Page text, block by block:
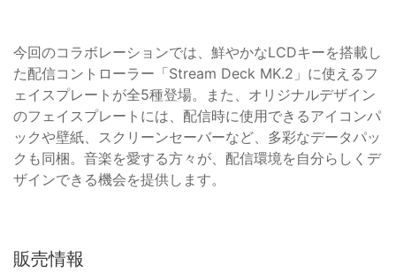
今回のコラボレーションでは、鮮やかなLCDキーを搭載し
た配信コントローラー「Stream Deck MK.2」に使えるフ
ェイスプレートが全5種登場。また、オリジナルデザイン
のフェイスプレートには、配信時に使用できるアイコンパ
ックや壁紙、スクリーンセーバーなど、多彩なデータパッ
クも同梱。音楽を愛する方々が、配信環境を自分らしくデ
ザインできる機会を提供します。
販売情報